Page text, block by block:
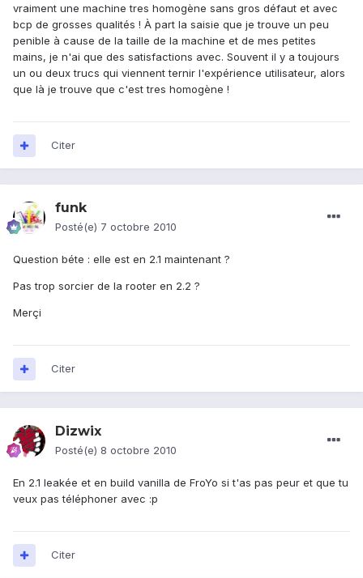
vraiment une machine tres homogène sans gros défaut et avec
bcp de grosses qualités ! À part la saisie que je trouve un peu
penible à cause de la taille de la machine et de mes petites
mains, je n'ai que des satisfactions avec. Souvent il y a toujours
un ou deux trucs qui viennent ternir l'expérience utilisateur, alors
que là je trouve que c'est tres homogène !
Citer
funk
Posté(e) 7 octobre 2010
Question béte : elle est en 2.1 maintenant ?
Pas trop sorcier de la rooter en 2.2 ?
Merçi
Citer
Dizwix
Posté(e) 8 octobre 2010
En 2.1 leakée et en build vanilla de FroYo si t'as pas peur et que tu
veux pas téléphoner avec :p
Citer